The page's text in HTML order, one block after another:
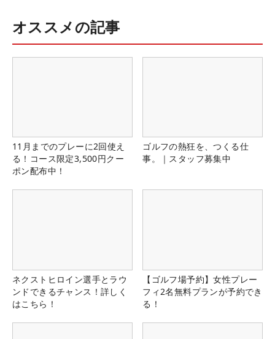
オススメの記事
11月までのプレーに2回使え
る！コース限定3,500円クー
ポン配布中！
ゴルフの熱狂を、つくる仕
事。｜スタッフ募集中
ネクストヒロイン選手とラウ
ンドできるチャンス！詳しく
はこちら！
【ゴルフ場予約】女性プレー
フィ2名無料プランが予約でき
る！